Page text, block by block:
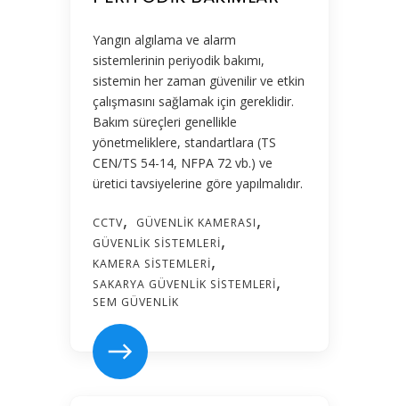
Yangın algılama ve alarm
sistemlerinin periyodik bakımı,
sistemin her zaman güvenilir ve etkin
çalışmasını sağlamak için gereklidir.
Bakım süreçleri genellikle
yönetmeliklere, standartlara (TS
CEN/TS 54-14, NFPA 72 vb.) ve
üretici tavsiyelerine göre yapılmalıdır.
CCTV
GÜVENLIK KAMERASI
GÜVENLIK SISTEMLERI
KAMERA SISTEMLERI
SAKARYA GÜVENLIK SISTEMLERI
SEM GÜVENLIK